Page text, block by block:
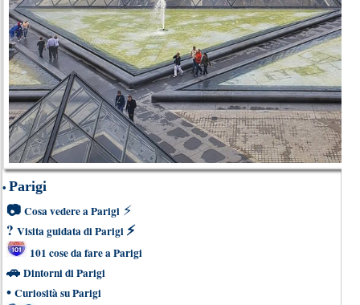
• Parigi
📷 Cosa vedere a Parigi ⚡
? Visita guidata di Parigi ⚡
101 cose da fare a Parigi
🚗 Dintorni di Parigi
• Curiosità su Parigi